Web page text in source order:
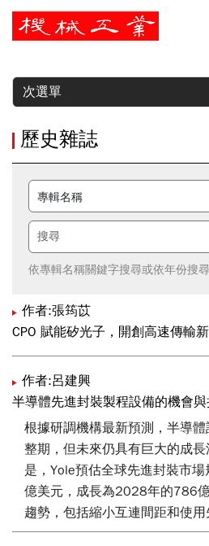
暫停
次選單
歷史雜誌
依專輯名稱關鍵字搜尋或依年份搜
作者:張筠苡
CPO 賦能矽光子，開創高速傳輸
作者:呂建興
半導體先進封裝製程設備的機會
根據研調機構最新預測，半導
整期，但未來仍具有巨大的成
是，Yole預估全球先進封裝市
億美元，成長為2028年的786
趨勢，包括縮小互連間距和使
變整個產業格局。此外，由於